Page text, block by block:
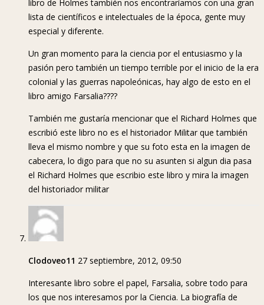
libro de Holmes también nos encontraríamos con una gran
lista de científicos e intelectuales de la época, gente muy
especial y diferente.
Un gran momento para la ciencia por el entusiasmo y la
pasión pero también un tiempo terrible por el inicio de la era
colonial y las guerras napoleónicas, hay algo de esto en el
libro amigo Farsalia????
También me gustaría mencionar que el Richard Holmes que
escribió este libro no es el historiador Militar que también
lleva el mismo nombre y que su foto esta en la imagen de
cabecera, lo digo para que no su asunten si algun dia pasa
el Richard Holmes que escribio este libro y mira la imagen
del historiador militar
Clodoveo11 27 septiembre, 2012, 09:50
Interesante libro sobre el papel, Farsalia, sobre todo para
los que nos interesamos por la Ciencia. La biografía de